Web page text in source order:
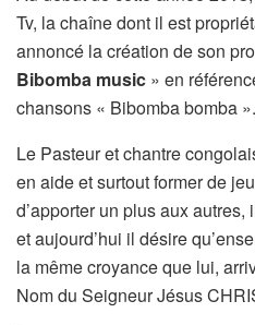
Tv, la chaîne dont il est
annoncé la création de son
Bibomba music » en
chansons « Bibomba bomba ».
Le Pasteur et chantre
en aide et surtout former de
d’apporter un plus aux
et aujourd’hui il désire
la même croyance que lui,
Nom du Seigneur Jésus